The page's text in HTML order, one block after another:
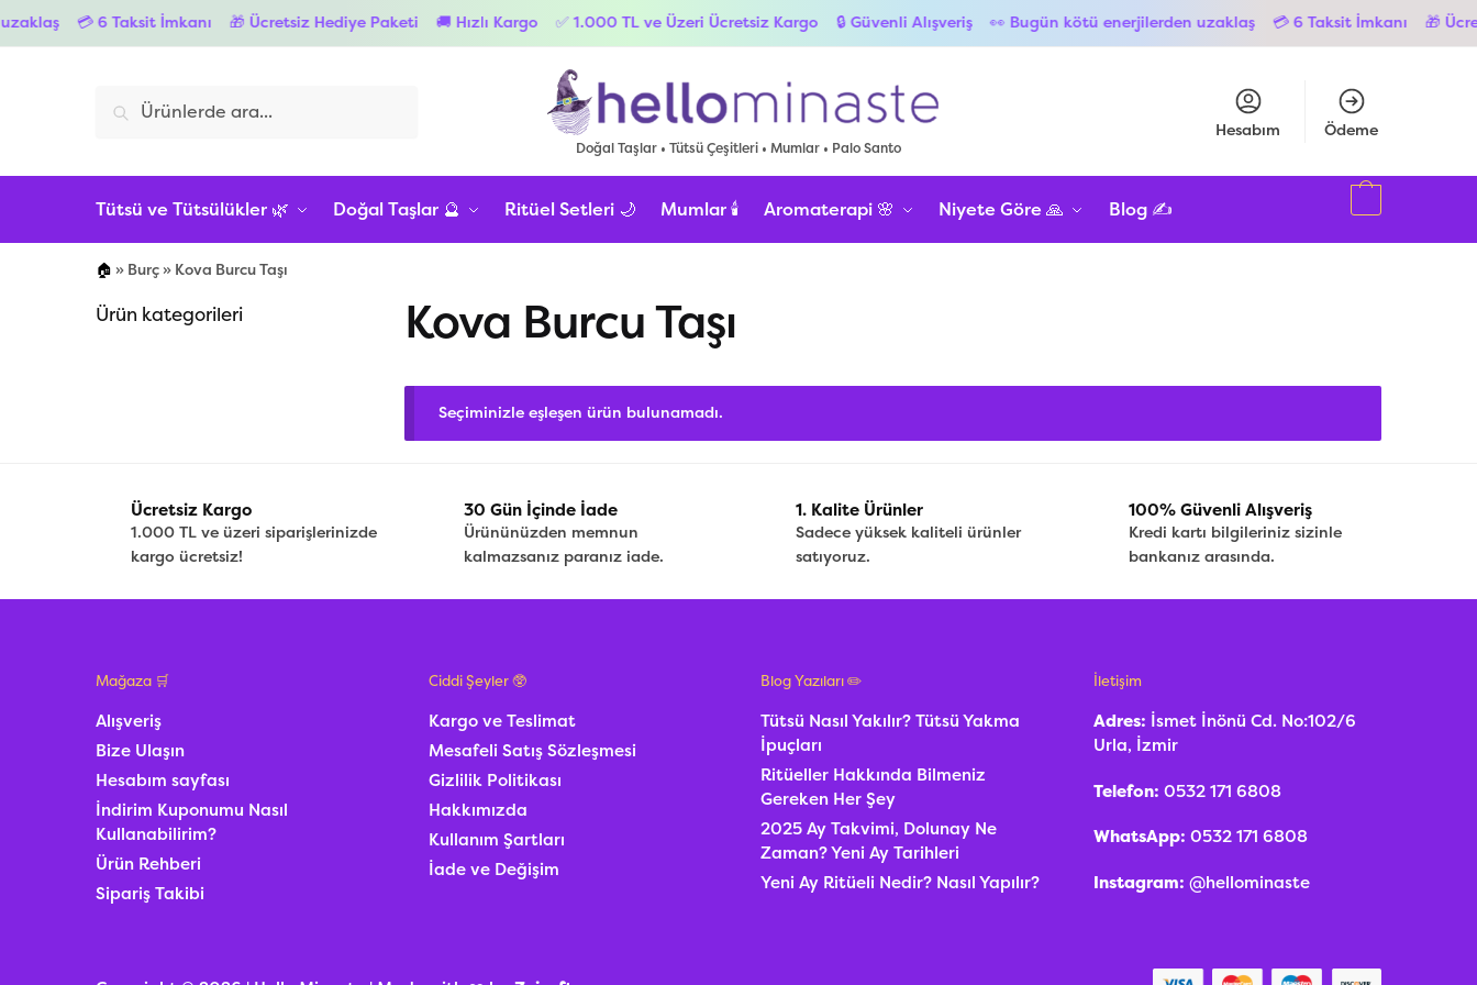
💳 6 Taksit İmkanı 🎁 Ücretsiz Hediye Paketi 🚚 Hızlı Kargo ✅ 1.000 TL ve Üzeri Ücretsiz Kargo 🔒 Güvenli Alışveriş 👀 Bugün kötü enerjilerden uzaklaş 💳 6 Taksit İmkanı 🎁
Doğal Taşlar • Tütsü Çeşitleri • Mumlar • Palo Santo
Ara
Hesabım Ödeme
Tütsü ve Tütsülükler 🌿 Doğal Taşlar 🔮 Ritüel Setleri 🌙 Mumlar 🕯️ Aromaterapi 🌸 Niyete Göre 🙏 Blog ✍️
🏠 » Burç » Kova Burcu Taşı
Kova Burcu Taşı
Seçiminizle eşleşen ürün bulunamadı.
Ürün kategorileri
Ücretsiz Kargo
1.000 TL ve üzeri siparişlerinizde
kargo ücretsiz!
30 Gün İçinde İade
Ürününüzden memnun
kalmazsanız paranız iade.
1. Kalite Ürünler
Sadece yüksek kaliteli ürünler
satıyoruz.
100% Güvenli Alışveriş
Kredi kartı bilgileriniz sizinle
bankanız arasında.
Mağaza 🛒
Alışveriş
Bize Ulaşın
Hesabım sayfası
İndirim Kuponumu Nasıl
Kullanabilirim?
Ürün Rehberi
Sipariş Takibi
Ciddi Şeyler 🥸
Kargo ve Teslimat
Mesafeli Satış Sözleşmesi
Gizlilik Politikası
Hakkımızda
Kullanım Şartları
İade ve Değişim
Blog Yazıları ✏️
Tütsü Nasıl Yakılır? Tütsü Yakma
İpuçları
Ritüeller Hakkında Bilmeniz
Gereken Her Şey
2025 Ay Takvimi, Dolunay Ne
Zaman? Yeni Ay Tarihleri
Yeni Ay Ritüeli Nedir? Nasıl Yapılır?
İletişim
Adres: İsmet İnönü Cd. No:102/6
Urla, İzmir
Telefon: 0532 171 6808
WhatsApp: 0532 171 6808
Instagram: @hellominaste